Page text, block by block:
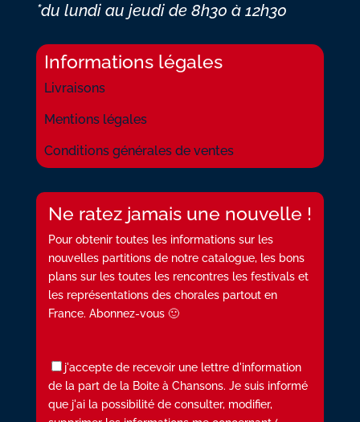
*du lundi au jeudi de 8h30 à 12h30
Informations légales
Livraisons
Mentions légales
Conditions générales de ventes
Ne ratez jamais une nouvelle !
Pour obtenir toutes les informations sur les
nouvelles partitions de notre catalogue, les bons
plans sur les toutes les rencontres les festivals et
les représentations des chorales partout en
France. Abonnez-vous 🙂
j'accepte de recevoir une lettre d'information
de la part de la Boite à Chansons. Je suis informé
que j'ai la possibilité de consulter, modifier,